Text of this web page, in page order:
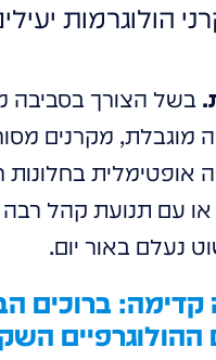
הולוגרמות
בשל הצורך בסביבה
מוגבלת, מקרנים
אופטימלית בחלונות
עם תנועת קהל רבה
נעלם באור יום.
ברוכים